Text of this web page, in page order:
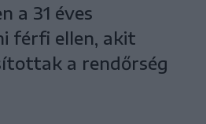
a 31 éves
férfi ellen, akit
a rendőrség